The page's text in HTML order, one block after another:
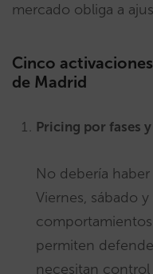
mercado obliga a
Cinco
de Madrid
Pricing por fases
No debería
Viernes, sábado
permiten
necesitan